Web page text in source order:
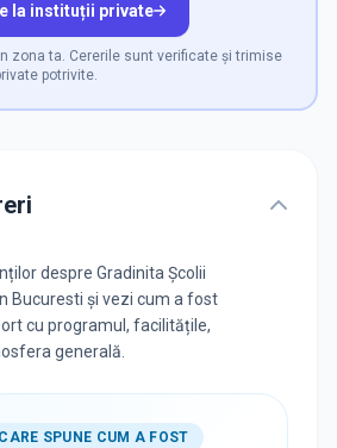
la instituții private
zona ta. Cererile sunt verificate și trimise
potrivite.
despre Gradinita Școlii
Bucuresti și vezi cum a fost
cu programul, facilitățile,
generală.
SPUNE CUM A FOST